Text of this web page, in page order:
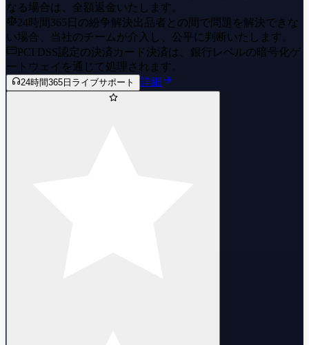
なる場合は、全額返金いたします。
24時間365日の紛争解決出品者との間で問題を解決できな
い場合、当社のチームが介入し、公平に判断いたします。
PCI DSS認定の決済 カード決済は、銀行レベルの暗号化ゲ
ートウェイを通じて処理されます。
24時間365日ライブサポート 詳細